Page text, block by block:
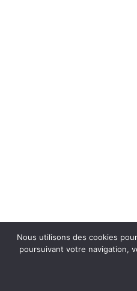
Nous utilisons des cookies
poursuivant votre navigation,